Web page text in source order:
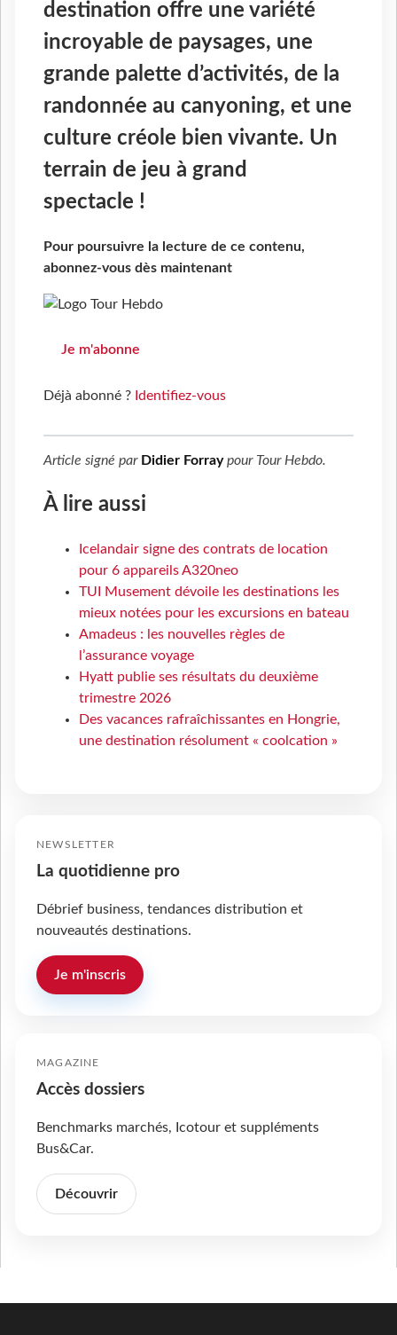
destination offre une variété
incroyable de paysages, une
grande palette d’activités, de la
randonnée au canyoning, et une
culture créole bien vivante. Un
terrain de jeu à grand
spectacle !
Pour poursuivre la lecture de ce contenu,
abonnez-vous dès maintenant
Je m'abonne
Déjà abonné ? Identifiez-vous
Article signé par Didier Forraypour Tour Hebdo.
À lire aussi
Icelandair signe des contrats de location
pour 6 appareils A320neo
TUI Musement dévoile les destinations les
mieux notées pour les excursions en bateau
Amadeus : les nouvelles règles de
l’assurance voyage
Hyatt publie ses résultats du deuxième
trimestre 2026
Des vacances rafraîchissantes en Hongrie,
une destination résolument « coolcation »
NEWSLETTER
La quotidienne pro
Débrief business, tendances distribution et
nouveautés destinations.
Je m'inscris
MAGAZINE
Accès dossiers
Benchmarks marchés, Icotour et suppléments
Bus&Car.
Découvrir